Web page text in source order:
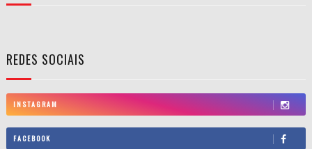
REDES SOCIAIS
INSTAGRAM
FACEBOOK